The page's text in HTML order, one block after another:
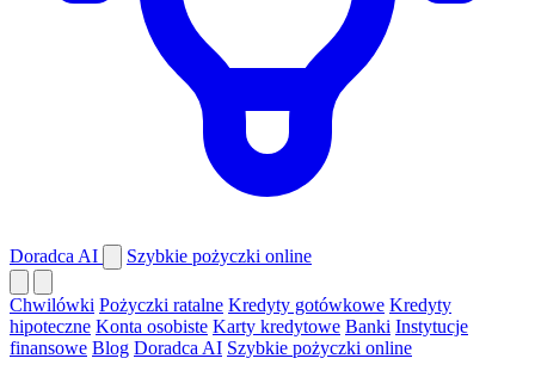
Doradca AI Szybkie pożyczki online
Chwilówki Pożyczki ratalne Kredyty gotówkowe Kredyty
hipoteczne Konta osobiste Karty kredytowe Banki Instytucje
finansowe Blog Doradca AI Szybkie pożyczki online